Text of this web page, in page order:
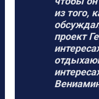
из того,
проект